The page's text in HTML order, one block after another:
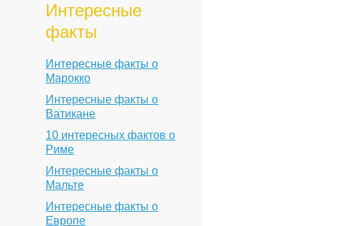
Интересные
факты
Интересные факты о
Марокко
Интересные факты о
Ватикане
10 интересных фактов о
Риме
Интересные факты о
Мальте
Интересные факты о
Европе